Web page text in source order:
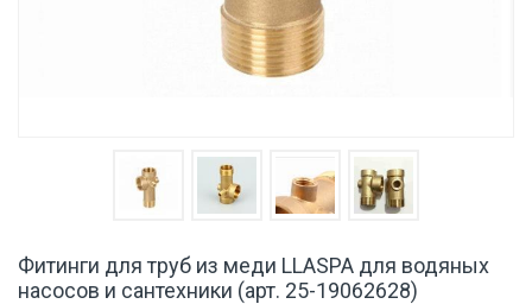
Фитинги для труб из меди LLASPA для водяных
насосов и сантехники (арт. 25-19062628)